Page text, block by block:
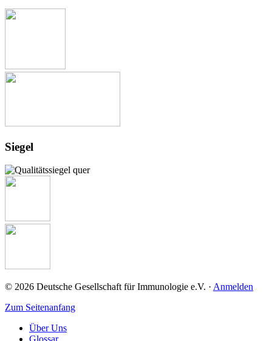
Siegel
© 2026 Deutsche Gesellschaft für Immunologie e.V. · Anmelden
Zum Seitenanfang
Über Uns